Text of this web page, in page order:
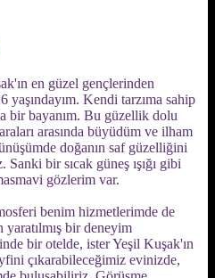
en güzel gençlerinden
Kendi tarzıma sahip
bir bayanım. Bu güzellik dolu
arasında büyüdüm ve ilham
doğanın saf güzelliğini
bir sıcak güneş ışığı gibi
gözlerim var.
benim hizmetlerimde de
yaratılmış bir deneyim
bir otelde, ister Yeşil Kuşak'ın
çıkarabileceğimiz evinizde,